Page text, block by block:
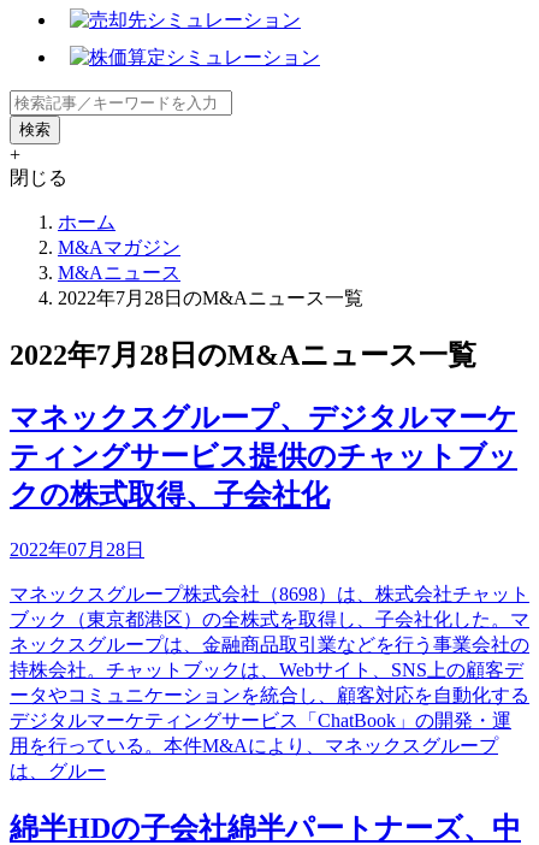
+
閉じる
ホーム
M&Aマガジン
M&Aニュース
2022年7月28日のM&Aニュース一覧
2022年7月28日のM&Aニュース一覧
マネックスグループ、デジタルマーケ
ティングサービス提供のチャットブッ
クの株式取得、子会社化
2022年07月28日
マネックスグループ株式会社（8698）は、株式会社チャット
ブック（東京都港区）の全株式を取得し、子会社化した。マ
ネックスグループは、金融商品取引業などを行う事業会社の
持株会社。チャットブックは、Webサイト、SNS上の顧客デ
ータやコミュニケーションを統合し、顧客対応を自動化する
デジタルマーケティングサービス「ChatBook」の開発・運
用を行っている。本件M&Aにより、マネックスグループ
は、グルー
綿半HDの子会社綿半パートナーズ、中